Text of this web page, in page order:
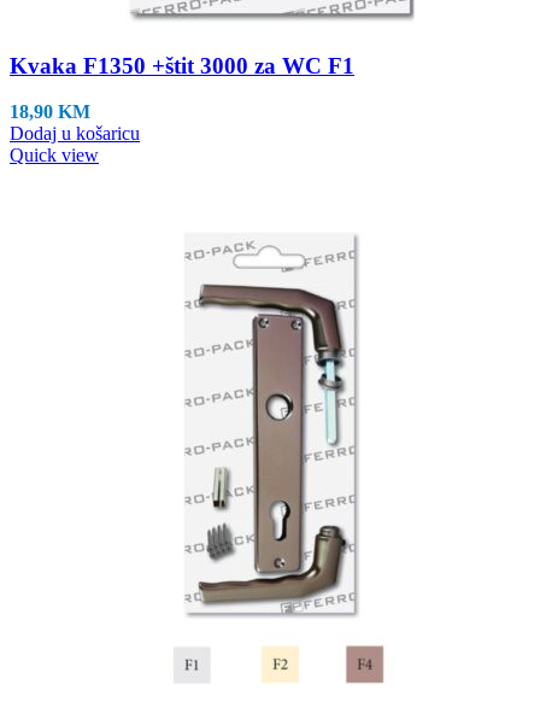
Kvaka F1350 +štit 3000 za WC F1
18,90 KM
Dodaj u košaricu
Quick view